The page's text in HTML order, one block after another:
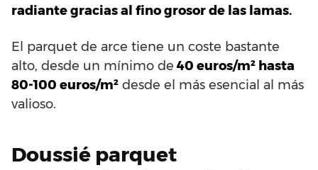
radiante gracias al fino grosor de las lamas.
El parquet de arce tiene un coste bastante
alto, desde un mínimo de 40 euros/m² hasta
80-100 euros/m² desde el más esencial al más
valioso.
Doussié parquet